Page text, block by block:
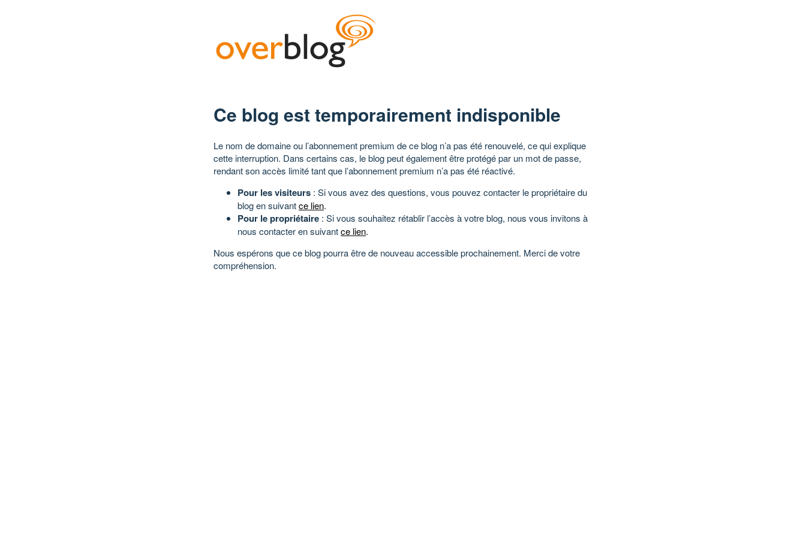
Ce blog est temporairement indisponible
Le nom de domaine ou l’abonnement premium de ce blog n’a pas été renouvelé, ce qui explique
cette interruption. Dans certains cas, le blog peut également être protégé par un mot de passe,
rendant son accès limité tant que l’abonnement premium n’a pas été réactivé.
Pour les visiteurs : Si vous avez des questions, vous pouvez contacter le propriétaire du
blog en suivantce lien.
Pour le propriétaire : Si vous souhaitez rétablir l’accès à votre blog, nous vous invitons à
nous contacter en suivantce lien.
Nous espérons que ce blog pourra être de nouveau accessible prochainement. Merci de votre
compréhension.